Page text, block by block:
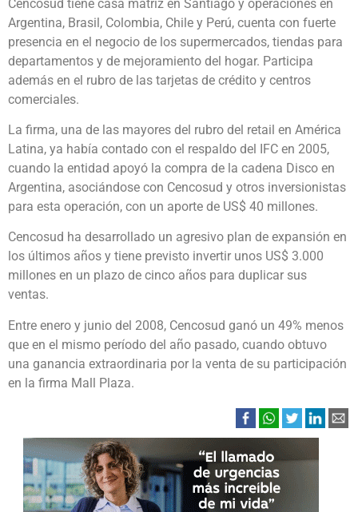
Cencosud tiene casa matriz en Santiago y operaciones en
Argentina, Brasil, Colombia, Chile y Perú, cuenta con fuerte
presencia en el negocio de los supermercados, tiendas para
departamentos y de mejoramiento del hogar. Participa
además en el rubro de las tarjetas de crédito y centros
comerciales.
La firma, una de las mayores del rubro del retail en América
Latina, ya había contado con el respaldo del IFC en 2005,
cuando la entidad apoyó la compra de la cadena Disco en
Argentina, asociándose con Cencosud y otros inversionistas
para esta operación, con un aporte de US$ 40 millones.
Cencosud ha desarrollado un agresivo plan de expansión en
los últimos años y tiene previsto invertir unos US$ 3.000
millones en un plazo de cinco años para duplicar sus
ventas.
Entre enero y junio del 2008, Cencosud ganó un 49% menos
que en el mismo período del año pasado, cuando obtuvo
una ganancia extraordinaria por la venta de su participación
en la firma Mall Plaza.